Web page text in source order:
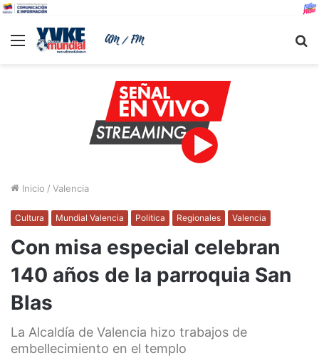
Menu
Inicio / Valencia
Cultura Mundial Valencia Politica Regionales Valencia
Con misa especial celebran
140 años de la parroquia San
Blas
La Alcaldía de Valencia hizo trabajos de
embellecimiento en el templo